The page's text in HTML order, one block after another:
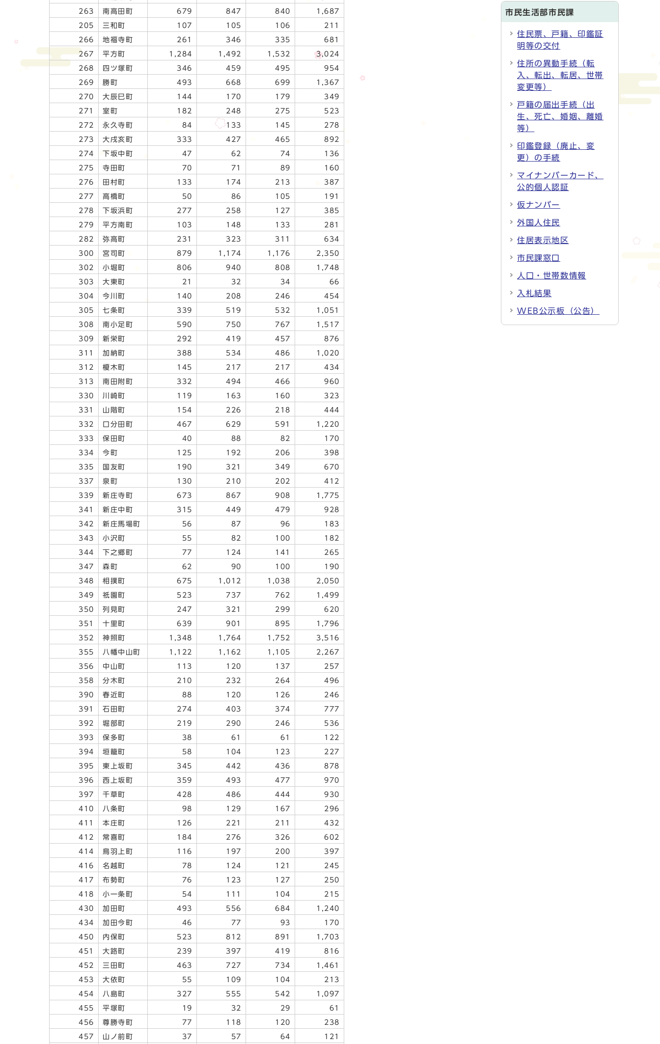
263 南高田町 679 847 840 1,687
205 三和町 107 105 106 211
266 地福寺町 261 346 335 681
267 平方町 1,284 1,492 1,532 3,024
268 四ツ塚町 346 459 495 954
269 勝町 493 668 699 1,367
270 大辰巳町 144 170 179 349
271 室町 182 248 275 523
272 永久寺町 84 133 145 278
273 大戌亥町 333 427 465 892
274 下坂中町 47 62 74 136
275 寺田町 70 71 89 160
276 田村町 133 174 213 387
277 高橋町 50 86 105 191
278 下坂浜町 277 258 127 385
279 平方南町 103 148 133 281
282 弥高町 231 323 311 634
300 宮司町 879 1,174 1,176 2,350
302 小堀町 806 940 808 1,748
303 大東町 21 32 34 66
304 今川町 140 208 246 454
305 七条町 339 519 532 1,051
308 南小足町 590 750 767 1,517
309 新栄町 292 419 457 876
311 加納町 388 534 486 1,020
312 榎木町 145 217 217 434
313 南田附町 332 494 466 960
330 川崎町 119 163 160 323
331 山階町 154 226 218 444
332 口分田町 467 629 591 1,220
333 保田町 40 88 82 170
334 今町 125 192 206 398
335 国友町 190 321 349 670
337 泉町 130 210 202 412
339 新庄寺町 673 867 908 1,775
341 新庄中町 315 449 479 928
342 新庄馬場町 56 87 96 183
343 小沢町 55 82 100 182
344 下之郷町 77 124 141 265
347 森町 62 90 100 190
348 相撲町 675 1,012 1,038 2,050
349 祇園町 523 737 762 1,499
350 列見町 247 321 299 620
351 十里町 639 901 895 1,796
352 神照町 1,348 1,764 1,752 3,516
355 八幡中山町 1,122 1,162 1,105 2,267
356 中山町 113 120 137 257
358 分木町 210 232 264 496
390 春近町 88 120 126 246
391 石田町 274 403 374 777
392 堀部町 219 290 246 536
393 保多町 38 61 61 122
394 垣籠町 58 104 123 227
395 東上坂町 345 442 436 878
396 西上坂町 359 493 477 970
397 千草町 428 486 444 930
410 八条町 98 129 167 296
411 本庄町 126 221 211 432
412 常喜町 184 276 326 602
414 鳥羽上町 116 197 200 397
416 名越町 78 124 121 245
417 布勢町 76 123 127 250
418 小一条町 54 111 104 215
430 加田町 493 556 684 1,240
434 加田今町 46 77 93 170
450 内保町 523 812 891 1,703
451 大路町 239 397 419 816
452 三田町 463 727 734 1,461
453 大依町 55 109 104 213
454 八島町 327 555 542 1,097
455 平塚町 19 32 29 61
456 尊勝寺町 77 118 120 238
457 山ノ前町 37 57 64 121
市民生活部市民課
住民票、戸籍、印鑑証
明等の交付
住所の異動手続（転
入、転出、転居、世帯
変更等）
戸籍の届出手続（出
生、死亡、婚姻、離婚
等）
印鑑登録（廃止、変
更）の手続
マイナンバーカード、
公的個人認証
仮ナンバー
外国人住民
住居表示地区
市民課窓口
人口・世帯数情報
入札結果
WEB公示板（公告）